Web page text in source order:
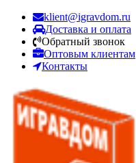
klient@igravdom.ru
Доставка и оплата
Обратный звонок
Оптовым клиентам
Контакты